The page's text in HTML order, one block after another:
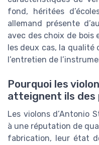
fond, héritées
allemand présente
avec des choix de bois
les deux cas, la
l’entretien de
Pourquoi les
atteignent ils des
Les violons d’Antonio
à une réputation de
fabrication, leur état